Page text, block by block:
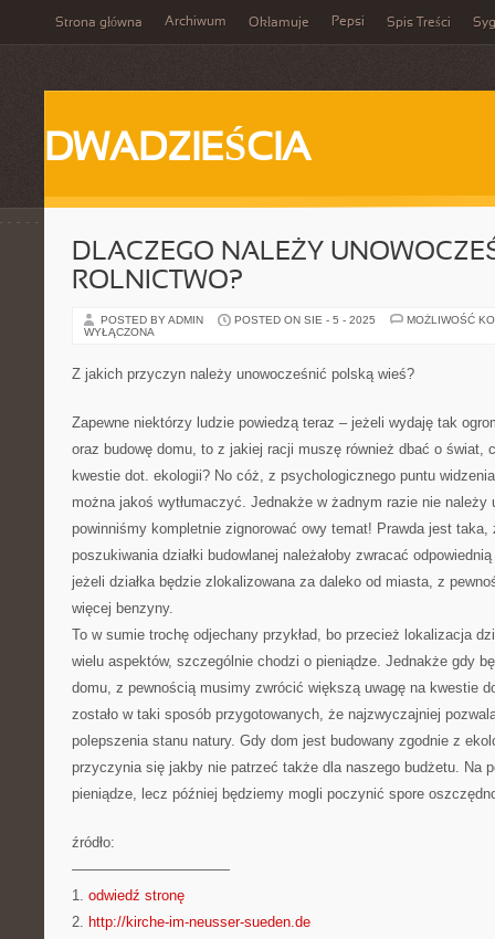
Strona główna Archiwum Okłamuje Pepsi Spis Treści
DWADZIEŚCIA
DLACZEGO NALEŻY
ROLNICTWO?
POSTED BY ADMIN POSTED ON SIE - 5 - 2025
MOŻLIWOŚĆ
WYŁĄCZONA
Z jakich przyczyn należy unowocześnić polską wieś?
Zapewne niektórzy ludzie powiedzą teraz – jeżeli wydaję tak
oraz budowę domu, to z jakiej racji muszę również dbać o świat,
kwestie dot. ekologii? No cóż, z psychologicznego puntu
można jakoś wytłumaczyć. Jednakże w żadnym razie nie należy
powinniśmy kompletnie zignorować owy temat! Prawda jest
poszukiwania działki budowlanej należałoby zwracać
jeżeli działka będzie zlokalizowana za daleko od miasta, z
więcej benzyny.
To w sumie trochę odjechany przykład, bo przecież lokalizacja
wielu aspektów, szczególnie chodzi o pieniądze. Jednakże gdy
domu, z pewnością musimy zwrócić większą uwagę na kwestie
zostało w taki sposób przygotowanych, że najzwyczajniej
polepszenia stanu natury. Gdy dom jest budowany zgodnie z
przyczynia się jakby nie patrzeć także dla naszego budżetu. Na
pieniądze, lecz później będziemy mogli poczynić spore
źródło:
———————————
1. odwiedź stronę
2. http://kirche-im-neusser-sueden.de